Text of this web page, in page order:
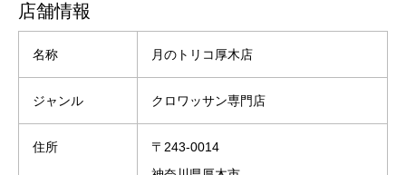
店舗情報
名称 月のトリコ厚木店
ジャンル クロワッサン専門店
住所
〒243-0014